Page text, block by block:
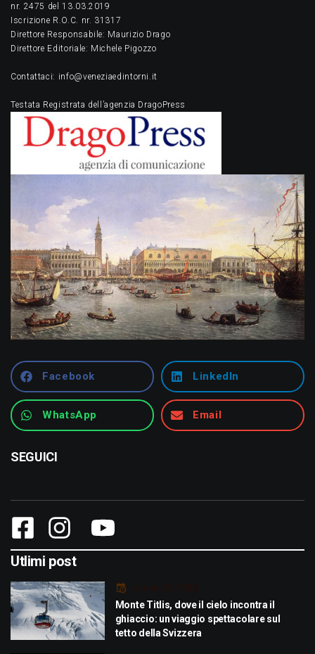
nr. 2475 del 13.03.2019
Iscrizione R.O.C. nr. 31317
Direttore Responsabile: Maurizio Drago
Direttore Editoriale: Michele Pigozzo
Contattaci: info@veneziaedintorni.it
Testata Registrata dell’agenzia DragoPress
Facebook LinkedIn
WhatsApp Email
SEGUICI
Utlimi post
Luglio 29, 2026
Monte Titlis, dove il cielo incontra il
ghiaccio: un viaggio spettacolare sul
tetto della Svizzera